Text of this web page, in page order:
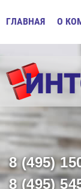
ГЛАВНАЯ О
8 (495)
8 (495)